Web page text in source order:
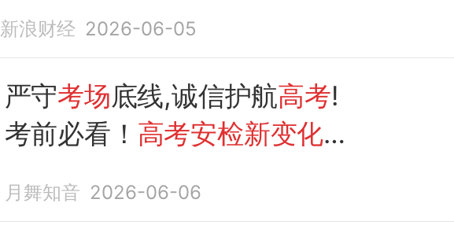
新浪财经 2026-06-05
严守考场底线,诚信护航高考!
考前必看！ 高考安检新变化：
月舞知音 2026-06-06